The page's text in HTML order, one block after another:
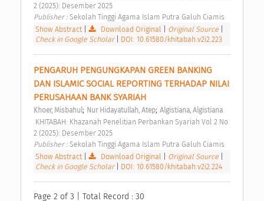
2 (2025): Desember 2025
Publisher : Sekolah Tinggi Agama Islam Putra Galuh Ciamis
Show Abstract| Download Original Original Source
Check in Google Scholar
DOI: 10.61580/khitabah.v2i2.223
PENGARUH PENGUNGKAPAN GREEN BANKING
DAN ISLAMIC SOCIAL REPORTING TERHADAP NILAI
PERUSAHAAN BANK SYARIAH
Khoer, Misbahul; Nur Hidayatullah, Atep; Algistiana, Algistiana
2 (2025): Desember 2025
Publisher : Sekolah Tinggi Agama Islam Putra Galuh Ciamis
Show Abstract| Download Original Original Source
Check in Google Scholar
DOI: 10.61580/khitabah.v2i2.224
Page 2 of 3 | Total Record : 30